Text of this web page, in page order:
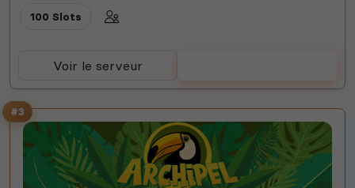
100 Slots
Voir le serveur
#3